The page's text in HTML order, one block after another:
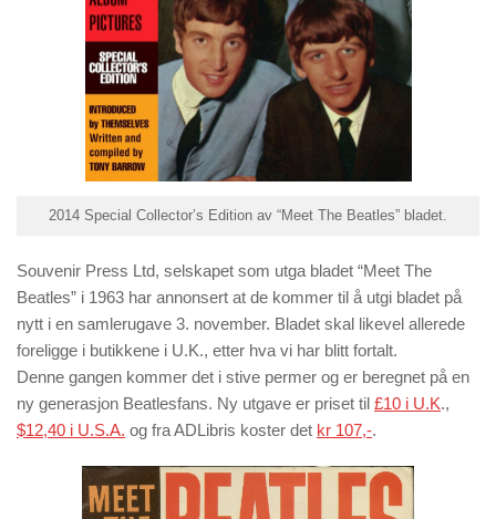
2014 Special Collector’s Edition av “Meet The Beatles” bladet.
Souvenir Press Ltd, selskapet som utga bladet “Meet The
Beatles” i 1963 har annonsert at de kommer til å utgi bladet på
nytt i en samlerugave 3. november. Bladet skal likevel allerede
foreligge i butikkene i U.K., etter hva vi har blitt fortalt.
Denne gangen kommer det i stive permer og er beregnet på en
ny generasjon Beatlesfans. Ny utgave er priset til £10 i U.K.,
$12,40 i U.S.A. og fra ADLibris koster det kr 107,-.